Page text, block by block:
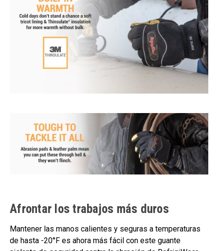
Afrontar los trabajos más duros
Mantener las manos calientes y seguras a temperaturas
de hasta -20°F es ahora más fácil con este guante